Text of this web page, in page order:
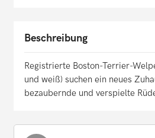
Beschreibung
Registrierte Boston-Terrier-
und weiß) suchen ein neues
bezaubernde und verspielte